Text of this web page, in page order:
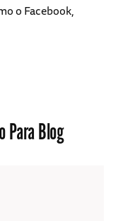
o Facebook,
Para Blog